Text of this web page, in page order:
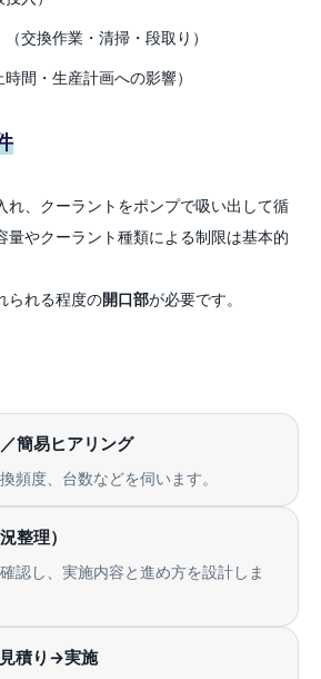
（交換作業・清掃・段取り）
時間・生産計画への影響）
れ、クーラントをポンプで吸い出して循
量やクーラント種類による制限は基本的
られる程度の開口部が必要です。
簡易ヒアリング
頻度、台数などを伺います。
整理）
認し、実施内容と進め方を設計しま
積り→実施